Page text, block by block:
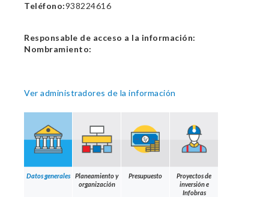
Teléfono:938224616
Responsable de acceso a la información:
Nombramiento:
Ver administradores de la información
Datos generales
Planeamiento y
organización
Presupuesto
Proyectos de
inversión e
Infobras